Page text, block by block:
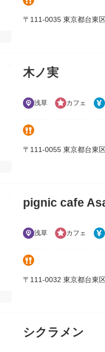
〒111-0035 東京都台東
木ノ実
浅草 カフェ
〒111-0055 東京都台東
pignic cafe
浅草 カフェ
〒111-0032 東京都台東
シクラメン